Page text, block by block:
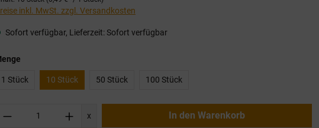
inkl. MwSt. zzgl. Versandkosten
Sofort verfügbar, Lieferzeit: Sofort verfügbar
1 Stück 10 Stück 50 Stück 100 Stück
Produkt Anzahl: Gib den gewünschten Wert ein
x In den Warenkorb